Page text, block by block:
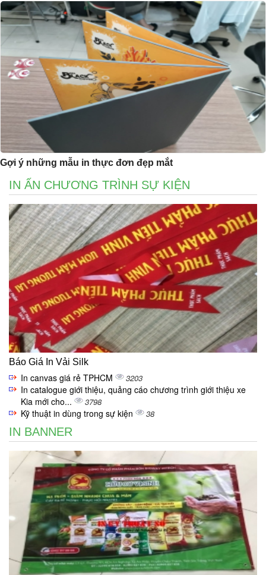
Gợi ý những mẫu in thực đơn đẹp mắt
IN ẤN CHƯƠNG TRÌNH SỰ KIỆN
Báo Giá In Vải Silk
In canvas giá rẻ TPHCM 3203
In catalogue giới thiệu, quảng cáo chương trình giới thiệu xe
Kia mới cho...
3798
Kỹ thuật in dùng trong sự kiện 38
IN BANNER